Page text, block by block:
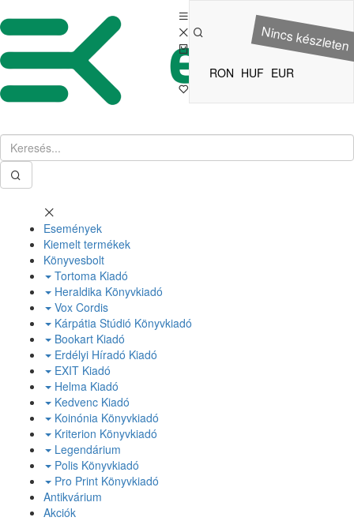
RON HUF EUR
Események
Kiemelt termékek
Könyvesbolt
Tortoma Kiadó
Heraldika Könyvkiadó
Vox Cordis
Kárpátia Stúdió Könyvkiadó
Bookart Kiadó
Erdélyi Híradó Kiadó
EXIT Kiadó
Helma Kiadó
Kedvenc Kiadó
Koinónia Könyvkiadó
Kriterion Könyvkiadó
Legendárium
Polis Könyvkiadó
Pro Print Könyvkiadó
Antikvárium
Akciók
Nincs készleten